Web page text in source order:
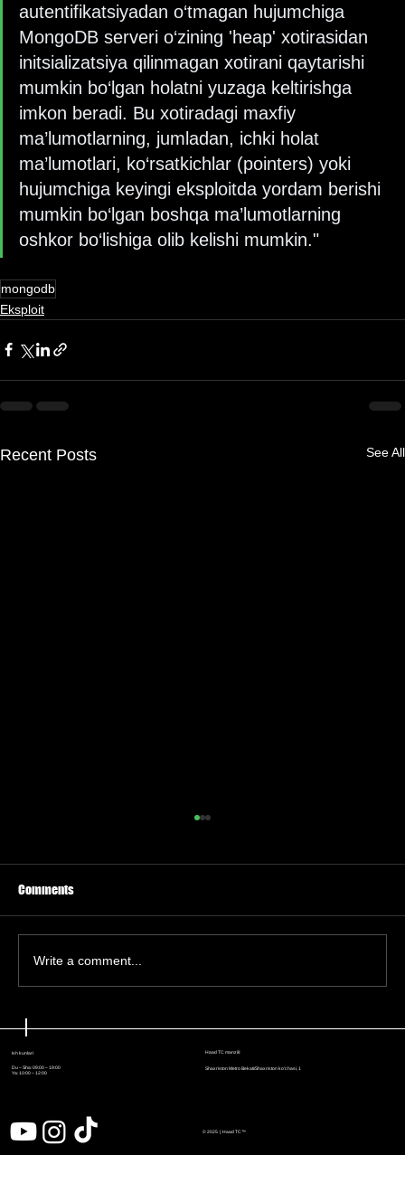
autentifikatsiyadan o‘tmagan hujumchiga
MongoDB serveri o‘zining 'heap' xotirasidan
initsializatsiya qilinmagan xotirani qaytarishi
mumkin bo‘lgan holatni yuzaga keltirishga
imkon beradi. Bu xotiradagi maxfiy
ma’lumotlarning, jumladan, ichki holat
ma’lumotlari, ko‘rsatkichlar (pointers) yoki
hujumchiga keyingi eksploitda yordam berishi
mumkin bo‘lgan boshqa ma’lumotlarning
oshkor bo‘lishiga olib kelishi mumkin."
mongodb
Eksploit
Recent Posts See All
TP-Link yuqori darajadagi router zaifliklarini
Comments
Write a comment...
Ish kunlari
Du – Sha: 09:00 – 19:00
Ya: 10:00 – 12:00
Haad TC manzili:
Shaxriston Metro Bekati/Shaxriston ko'chasi, 1
© 2025 | HaadTC™